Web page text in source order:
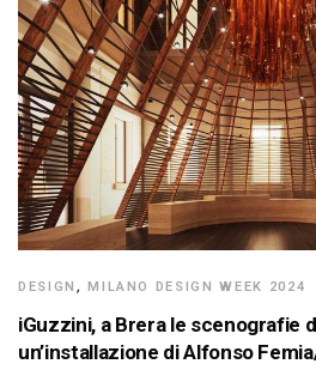
DESIGN ,MILANO DESIGN WEEK 2024
iGuzzini, a Brera le scenografie
un’installazione di Alfonso